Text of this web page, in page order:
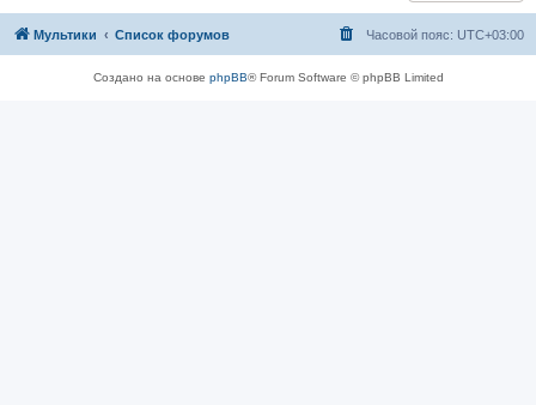
Мультики Список форумов Часовой пояс: UTC+03:00
Создано на основе phpBB® Forum Software © phpBB Limited